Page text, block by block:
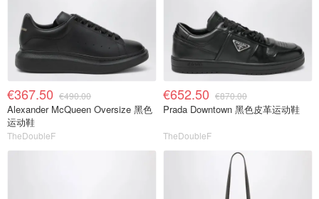
€367.50 €490.00
Alexander McQueen Oversize 黑色
运动鞋
TheDoubleF
€652.50 €870.00
Prada Downtown 黑色皮革运动鞋
TheDoubleF